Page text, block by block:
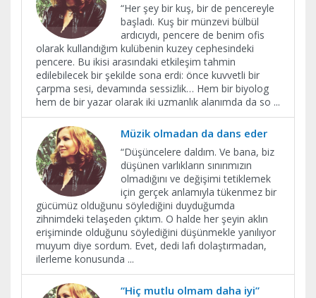
“Her şey bir kuş, bir de pencereyle
başladı. Kuş bir münzevi bülbül
ardıcıydı, pencere de benim ofis
olarak kullandığım kulübenin kuzey cephesindeki
pencere. Bu ikisi arasındaki etkileşim tahmin
edilebilecek bir şekilde sona erdi: önce kuvvetli bir
çarpma sesi, devamında sessizlik… Hem bir biyolog
hem de bir yazar olarak iki uzmanlık alanımda da so ...
Müzik olmadan da dans eder
“Düşüncelere daldım. Ve bana, biz
düşünen varlıkların sınırımızın
olmadığını ve değişimi tetiklemek
için gerçek anlamıyla tükenmez bir
gücümüz olduğunu söylediğini duyduğumda
zihnimdeki telaşeden çıktım. O halde her şeyin aklın
erişiminde olduğunu söylediğini düşünmekle yanılıyor
muyum diye sordum. Evet, dedi lafı dolaştırmadan,
ilerleme konusunda ...
“Hiç mutlu olmam daha iyi”